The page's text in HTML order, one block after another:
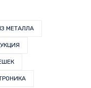
МЕТАЛЛА